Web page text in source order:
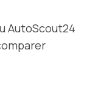
AutoScout24